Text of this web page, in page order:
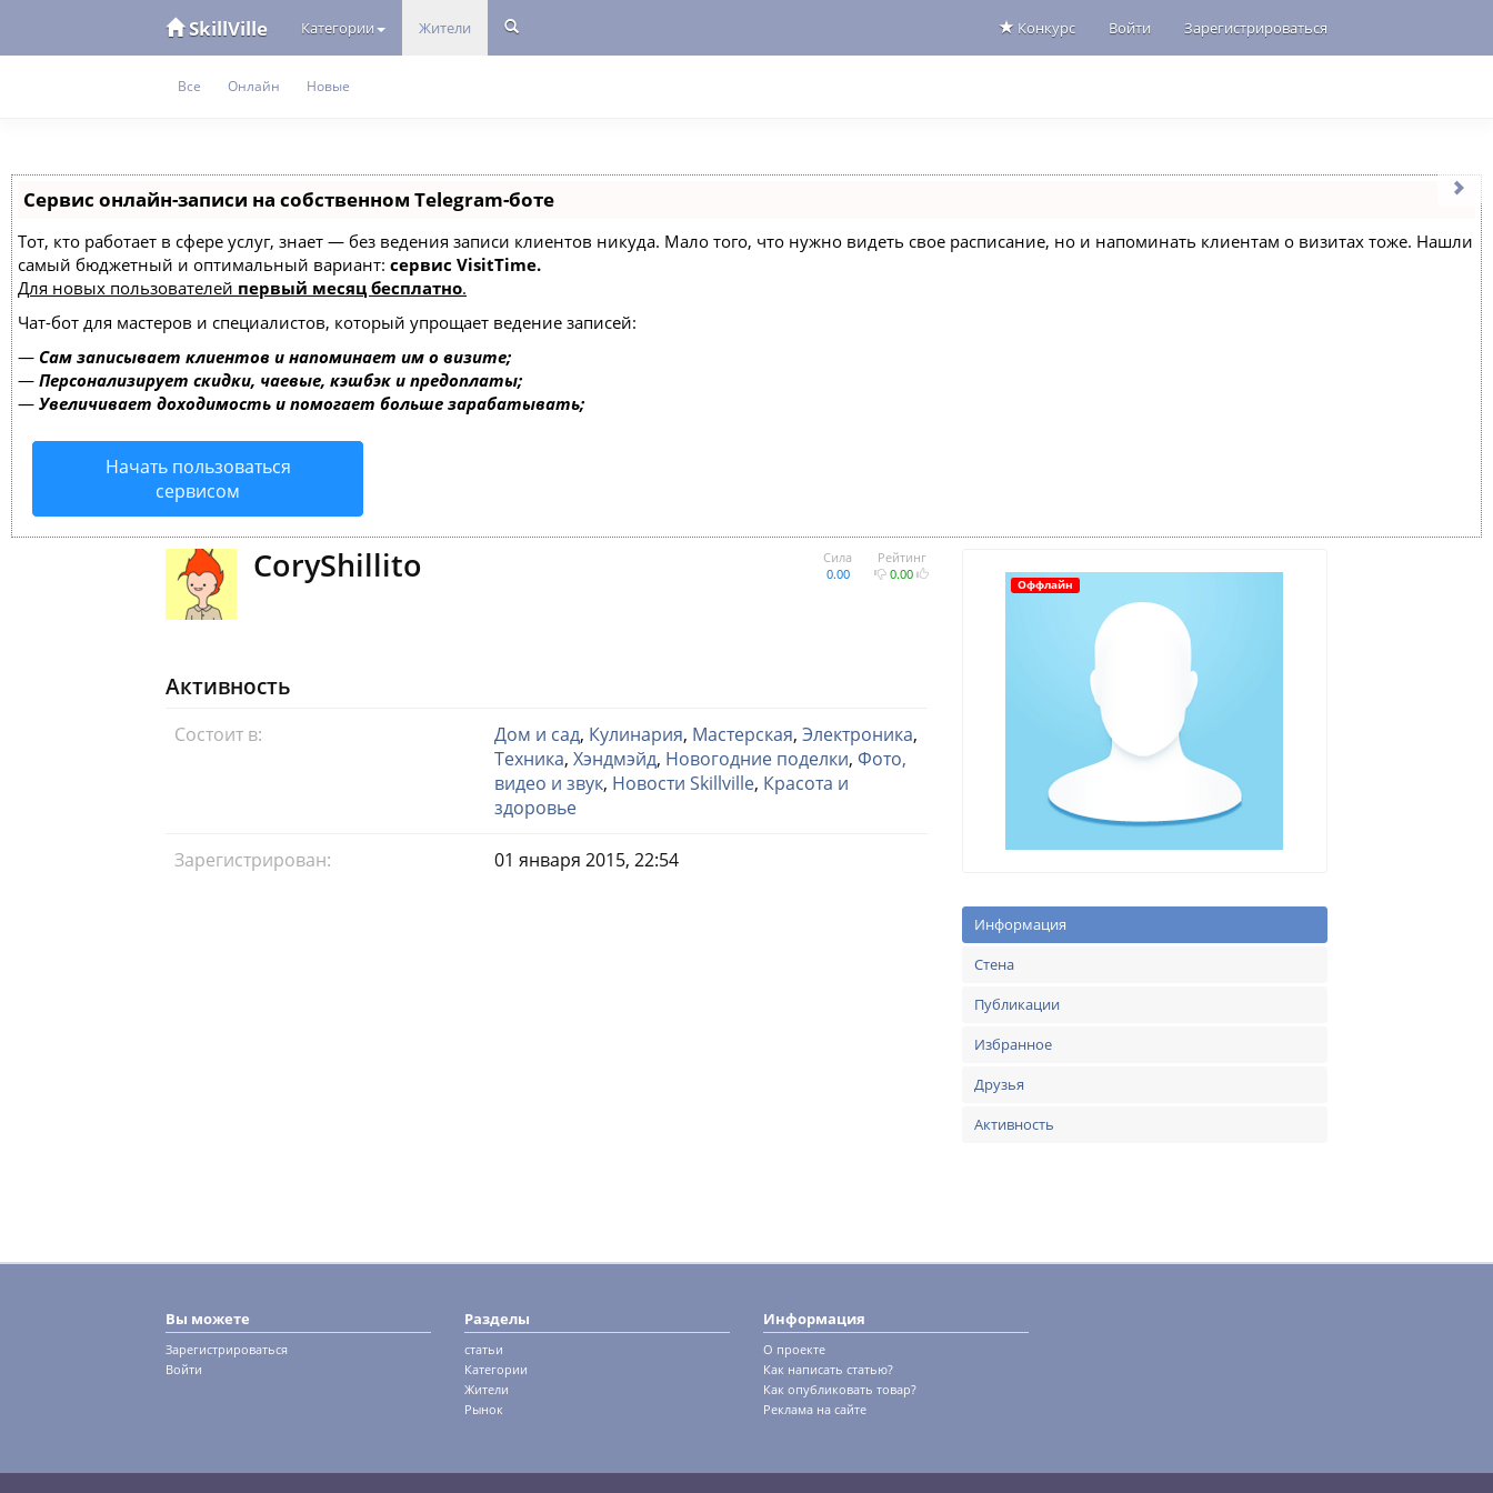
SkillVille Категории Жители Конкурс Войти Зарегистрироваться
Все Онлайн Новые
Сервис онлайн-записи на собственном Telegram-боте
Тот, кто работает в сфере услуг, знает — без ведения записи клиентов никуда. Мало того, что нужно видеть свое расписание, но и напоминать клиентам о визитах тоже. Нашли
самый бюджетный и оптимальный вариант: сервис VisitTime.
Для новых пользователей первый месяц бесплатно.
Чат-бот для мастеров и специалистов, который упрощает ведение записей:
— Сам записывает клиентов и напоминает им о визите;
— Персонализирует скидки, чаевые, кэшбэк и предоплаты;
— Увеличивает доходимость и помогает больше зарабатывать;
Начать пользоваться
сервисом
Рейтинг
0.00
Сила
0.00
CoryShillito
Активность
Состоит в: Дом и сад, Кулинария, Мастерская,Электроника,
Техника,Хэндмэйд, Новогодние поделки,Фото,
видео и звук, Новости Skillville, Красота и
здоровье
Зарегистрирован: 01 января 2015, 22:54
Оффлайн
Информация
Стена
Публикации
Избранное
Друзья
Активность
Вы можете
Зарегистрироваться
Войти
Разделы
статьи
Категории
Жители
Рынок
Информация
О проекте
Как написать статью?
Как опубликовать товар?
Реклама на сайте